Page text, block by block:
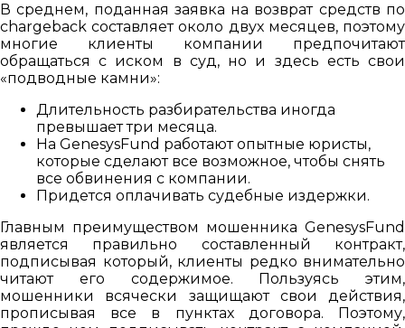
В среднем, поданная заявка на возврат средств по
chargeback составляет около двух месяцев, поэтому
многие клиенты компании предпочитают
обращаться с иском в суд, но и здесь есть свои
«подводные камни»:
Длительность разбирательства иногда
превышает три месяца.
На GenesysFund работают опытные юристы,
которые сделают все возможное, чтобы снять
все обвинения с компании.
Придется оплачивать судебные издержки.
Главным преимуществом мошенника GenesysFund
является правильно составленный контракт,
подписывая который, клиенты редко внимательно
читают его содержимое. Пользуясь этим,
мошенники всячески защищают свои действия,
прописывая все в пунктах договора. Поэтому,